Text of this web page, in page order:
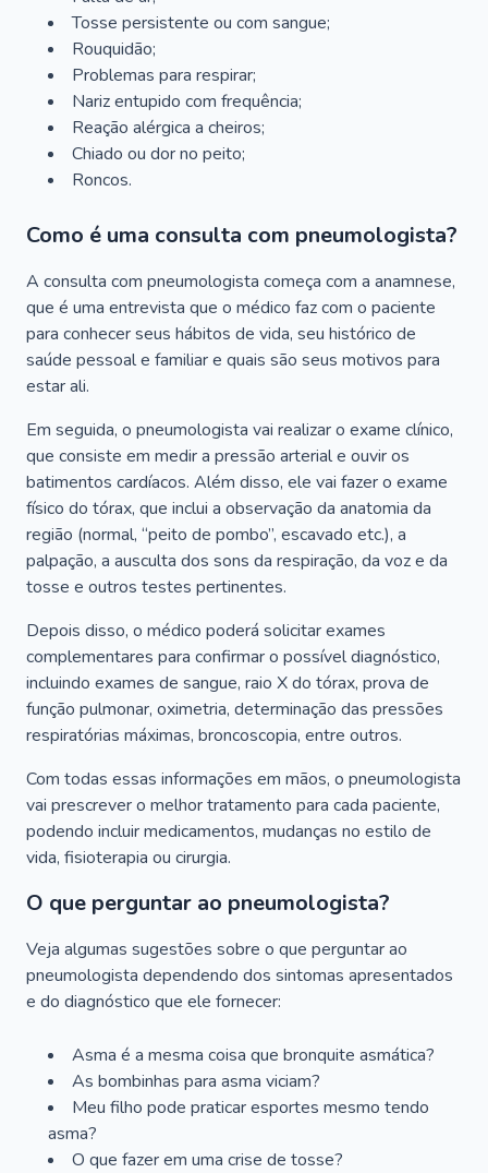
Tosse persistente ou com sangue;
Rouquidão;
Problemas para respirar;
Nariz entupido com frequência;
Reação alérgica a cheiros;
Chiado ou dor no peito;
Roncos.
Como é uma consulta com pneumologista?
A consulta com pneumologista começa com a anamnese,
que é uma entrevista que o médico faz com o paciente
para conhecer seus hábitos de vida, seu histórico de
saúde pessoal e familiar e quais são seus motivos para
estar ali.
Em seguida, o pneumologista vai realizar o exame clínico,
que consiste em medir a pressão arterial e ouvir os
batimentos cardíacos. Além disso, ele vai fazer o exame
físico do tórax, que inclui a observação da anatomia da
região (normal, “peito de pombo”, escavado etc.), a
palpação, a ausculta dos sons da respiração, da voz e da
tosse e outros testes pertinentes.
Depois disso, o médico poderá solicitar exames
complementares para confirmar o possível diagnóstico,
incluindo exames de sangue, raio X do tórax, prova de
função pulmonar, oximetria, determinação das pressões
respiratórias máximas, broncoscopia, entre outros.
Com todas essas informações em mãos, o pneumologista
vai prescrever o melhor tratamento para cada paciente,
podendo incluir medicamentos, mudanças no estilo de
vida, fisioterapia ou cirurgia.
O que perguntar ao pneumologista?
Veja algumas sugestões sobre o que perguntar ao
pneumologista dependendo dos sintomas apresentados
e do diagnóstico que ele fornecer:
Asma é a mesma coisa que bronquite asmática?
As bombinhas para asma viciam?
Meu filho pode praticar esportes mesmo tendo
asma?
O que fazer em uma crise de tosse?